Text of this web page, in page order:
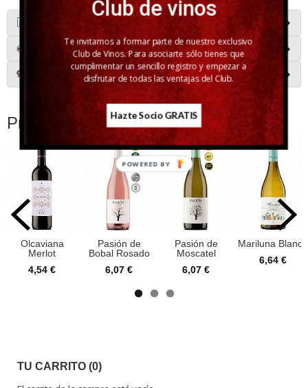
TU CARRITO (0)
Costes de Envío
Comentarios
Productos Relacionados
Olcaviana
Merlot
4,54 €
Pasión de
Bobal Rosado
6,07 €
Pasión de
Moscatel
6,07 €
Mariluna Blanco
6,64 €
Club de vinos
Te invitamos a formar parte de nuestro exclusivo
Club de Vinos. Para asociarte sólo tienes que
cumplimentar un sencillo registro y empezar a
disfrutar de todas las ventajas del Club.
Hazte Socio GRATIS
POWERED BY